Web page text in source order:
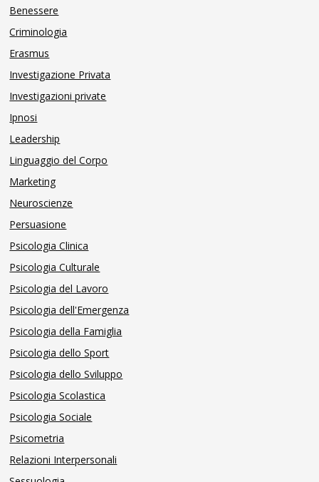
Benessere
Criminologia
Erasmus
Investigazione Privata
Investigazioni private
Ipnosi
Leadership
Linguaggio del Corpo
Marketing
Neuroscienze
Persuasione
Psicologia Clinica
Psicologia Culturale
Psicologia del Lavoro
Psicologia dell'Emergenza
Psicologia della Famiglia
Psicologia dello Sport
Psicologia dello Sviluppo
Psicologia Scolastica
Psicologia Sociale
Psicometria
Relazioni Interpersonali